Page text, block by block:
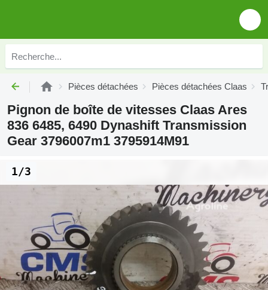
Pièces détachées Pièces détachées Claas
Pignon de boîte de vitesses Claas Ares
836 6485, 6490 Dynashift Transmission
Gear 3796007m1 3795914M91
1/3